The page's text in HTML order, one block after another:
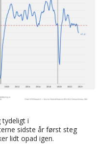
tydeligt i
sidste år først steg
lidt opad igen.